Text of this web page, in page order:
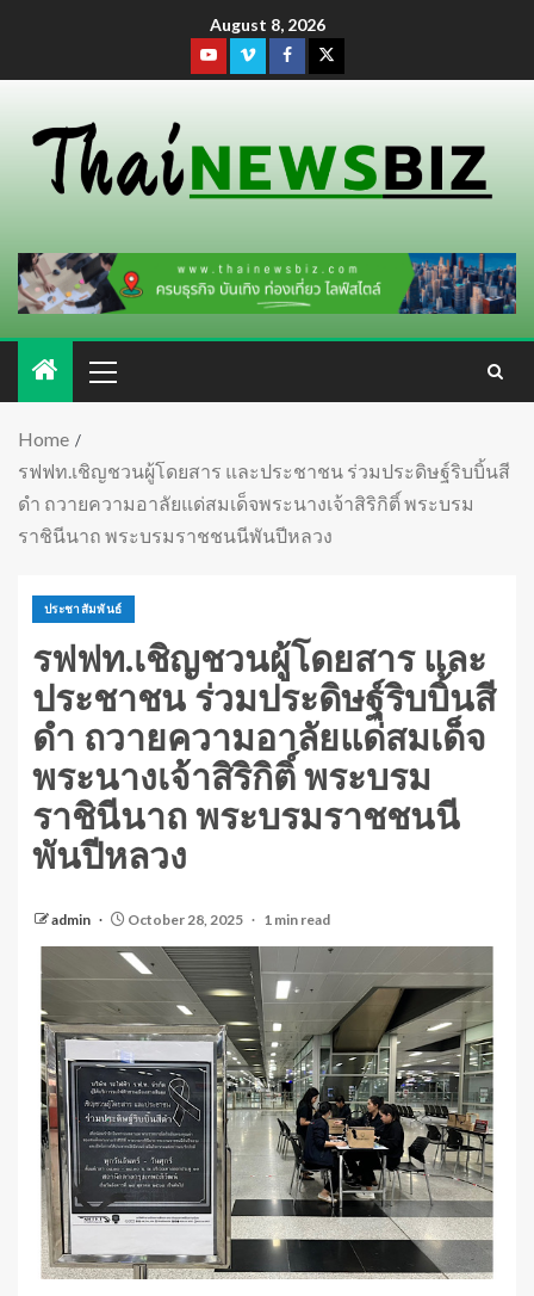
August 8, 2026
Home
รฟฟท.เชิญชวนผู้โดยสาร และประชาชน ร่วมประดิษฐ์ริบบิ้นสี
ดำ ถวายความอาลัยแด่สมเด็จพระนางเจ้าสิริกิติ์ พระบรม
ราชินีนาถ พระบรมราชชนนีพันปีหลวง
ประชาสัมพันธ์
รฟฟท.เชิญชวนผู้โดยสาร และ
ประชาชน ร่วมประดิษฐ์ริบบิ้นสี
ดำ ถวายความอาลัยแด่สมเด็จ
พระนางเจ้าสิริกิติ์ พระบรม
ราชินีนาถ พระบรมราชชนนี
พันปีหลวง
admin October 28, 2025 1 min read